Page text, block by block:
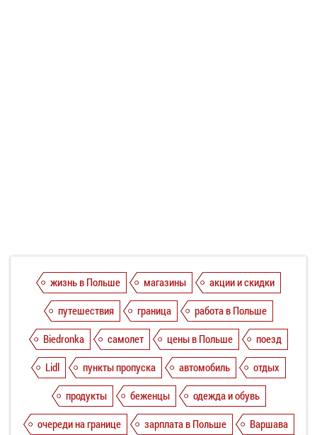
жизнь в Польше магазины
акции и скидки
путешествия
граница
работа в Польше
Biedronka
самолет цены в Польше
поезд
Lidl
пункты пропуска автомобиль
отдых
продукты
беженцы
одежда и обувь
очереди на границе
зарплата в Польше Варшава